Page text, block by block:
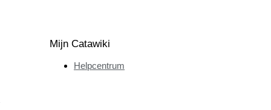
Mijn Catawiki
Helpcentrum